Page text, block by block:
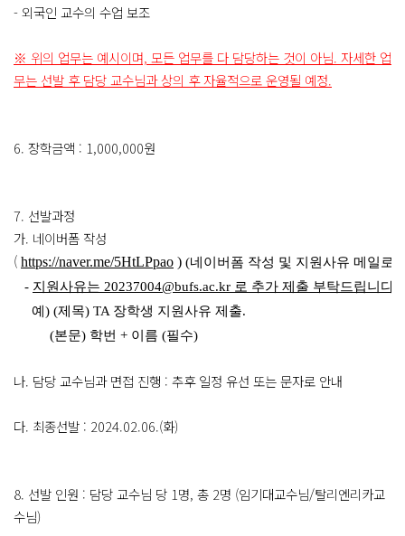
- 외국인 교수의 수업 보조
※ 위의 업무는 예시이며, 모든 업무를 다 담당하는 것이 아님. 자세한 업
무는 선발 후 담당 교수님과 상의 후 자율적으로 운영될 예정.
6. 장학금액 : 1,000,000원
7. 선발과정
가. 네이버폼 작성
( https://naver.me/5HtLPpao ) (네이버폼 작성 및 지원사유 메일로
   -
지원사유는 20237004@bufs.ac.kr 로 추가 제출 부탁드립니다.
     예) (제목) TA 장학생 지원사유 제출.
          (본문) 학번 + 이름 (필수)﻿
나. 담당 교수님과 면접 진행 : 추후 일정 유선 또는 문자로 안내
다. 최종선발 : 2024.02.06.(화)
8. 선발 인원 : 담당 교수님 당 1명, 총 2명 (임기대교수님/탈리엔리카교
수님)